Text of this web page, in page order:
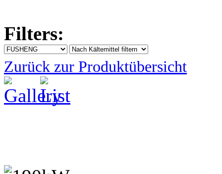
Filters:
Zurück zur Produktübersicht